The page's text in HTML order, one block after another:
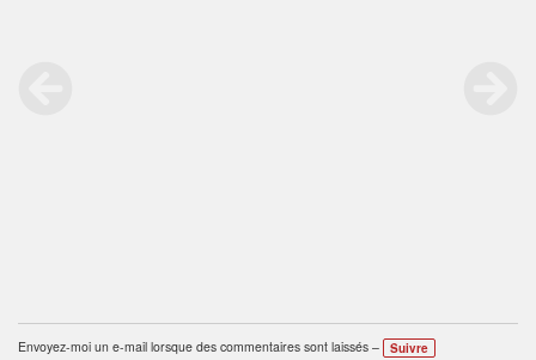
Envoyez-moi un e-mail lorsque des commentaires sont laissés – Suivre